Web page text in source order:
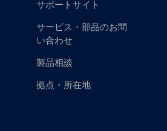
サポートサイト
サービス・部品のお問
い合わせ
製品相談
拠点・所在地